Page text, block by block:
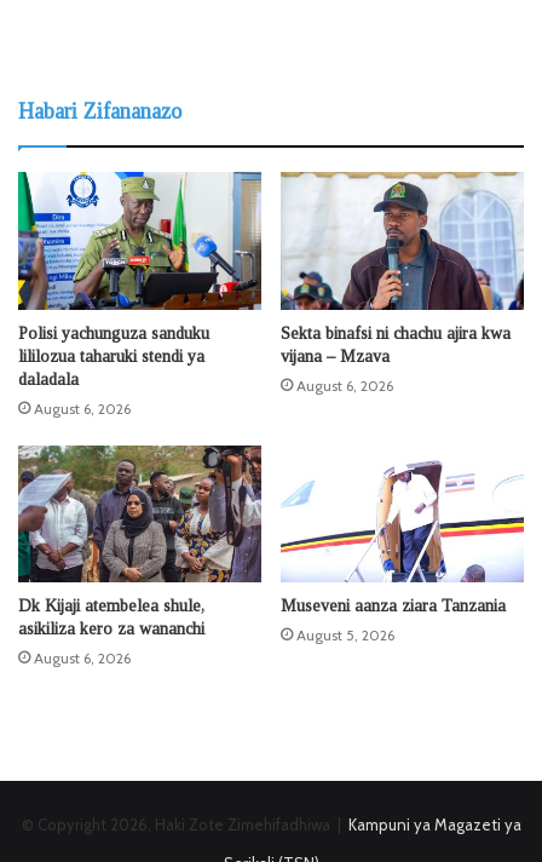
Habari Zifananazo
Polisi yachunguza sanduku
lililozua taharuki stendi ya
daladala
August 6, 2026
Sekta binafsi ni chachu ajira kwa
vijana – Mzava
August 6, 2026
Dk Kijaji atembelea shule,
asikiliza kero za wananchi
August 6, 2026
Museveni aanza ziara Tanzania
August 5, 2026
© Copyright 2026, Haki Zote Zimehifadhiwa | Kampuni ya Magazeti ya